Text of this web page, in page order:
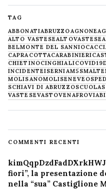
TAG
ABBONATIABRUZZOAGNONE
ALTO VASTESEALTOVASTESE
BELMONTE DEL SANNIO
CAPRACOTTACARABINIERI
CHIETINOCINGHIALICOVID19
INCIDENTEISERNIAM5S
MOLISANOMOLISENEVE
SCHIAVI DI ABRUZZOSCUOLA
VASTESEVASTOVENAFRO
COMMENTI RECENTI
fiori”, la presentazione
nella “sua” Castiglione